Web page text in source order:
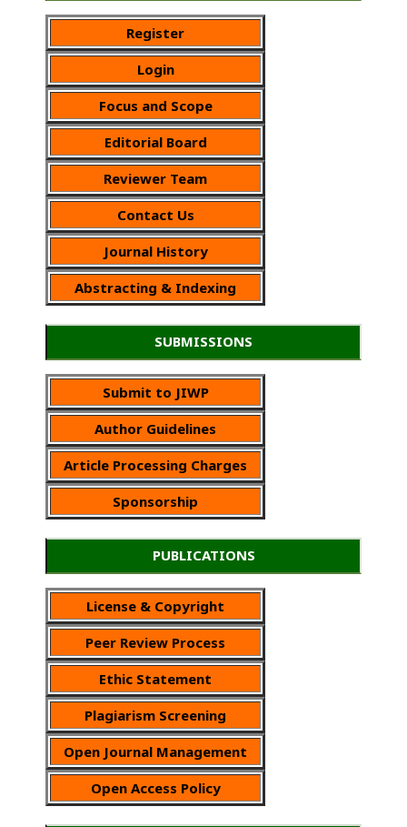
Register
Login
Focus and Scope
Editorial Board
Reviewer Team
Contact Us
Journal History
Abstracting & Indexing
SUBMISSIONS
Submit to JIWP
Author Guidelines
Article Processing Charges
Sponsorship
PUBLICATIONS
License & Copyright
Peer Review Process
Ethic Statement
Plagiarism Screening
Open Journal Management
Open Access Policy